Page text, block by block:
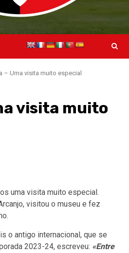
– Uma visita muito especial
visita muito
uma visita muito especial.
visitou o museu e fez
o antigo internacional, que se
2023-24, escreveu: «Entre